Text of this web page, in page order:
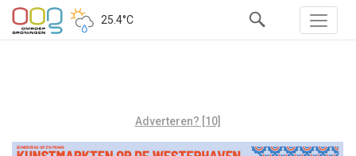
25.4°C
Adverteren? [10]